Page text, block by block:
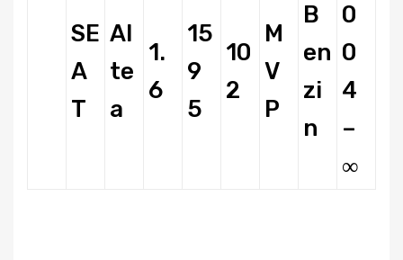
SE
A
T
Al
te
a
1.
6
15
9
5
10
2
M
V
P
B
en
zi
n
0
0
4
–
∞